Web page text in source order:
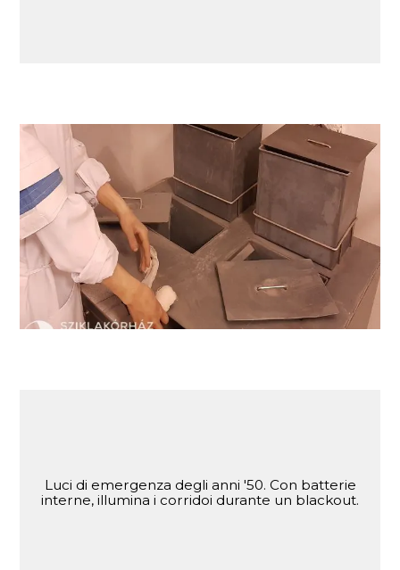
Carrello per la cura dei pazienti. Contenitore
mobile per il trattamento dei pazienti nei reparti.
Luci di emergenza degli anni '50. Con batterie
interne, illumina i corridoi durante un blackout.